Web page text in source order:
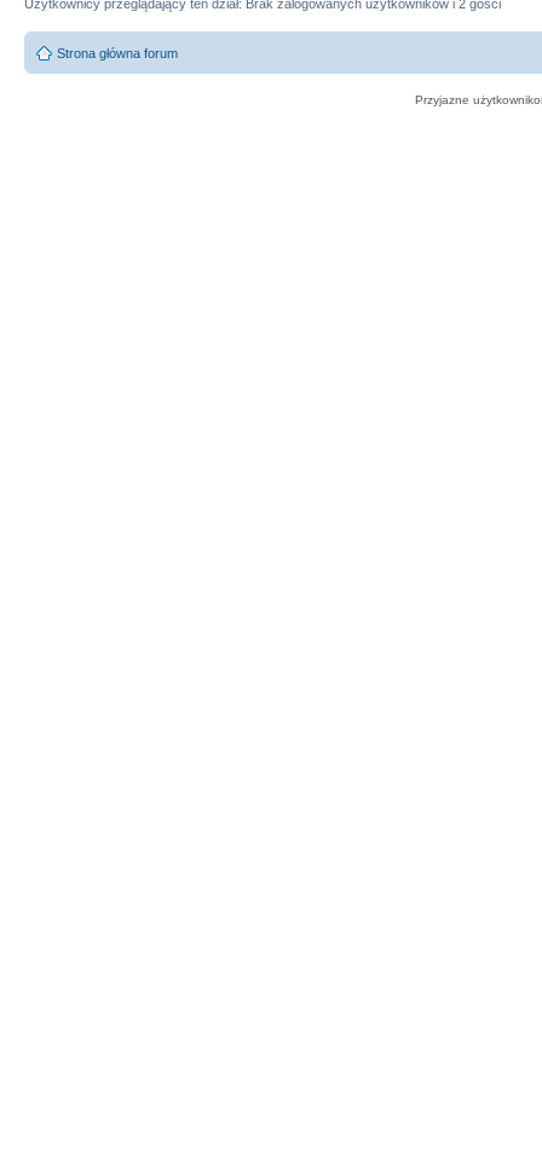
Użytkownicy przeglądający ten dział: Brak zalogowanych użytkowników i 2 gości
Strona główna forum
Przyjazne